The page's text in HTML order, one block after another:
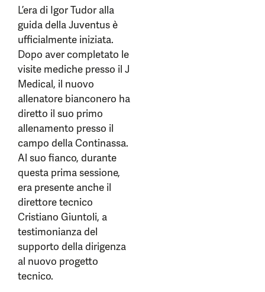
L’era di Igor Tudor alla
guida della Juventus è
ufficialmente iniziata.
Dopo aver completato le
visite mediche presso il J
Medical, il nuovo
allenatore bianconero ha
diretto il suo primo
allenamento presso il
campo della Continassa.
Al suo fianco, durante
questa prima sessione,
era presente anche il
direttore tecnico
Cristiano Giuntoli, a
testimonianza del
supporto della dirigenza
al nuovo progetto
tecnico.